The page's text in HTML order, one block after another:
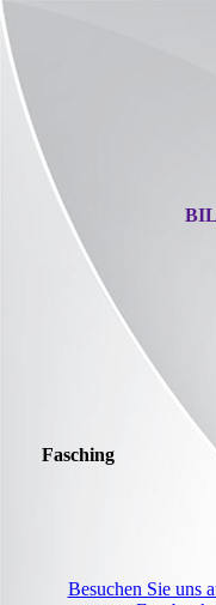
Fasching
Besuchen Sie uns